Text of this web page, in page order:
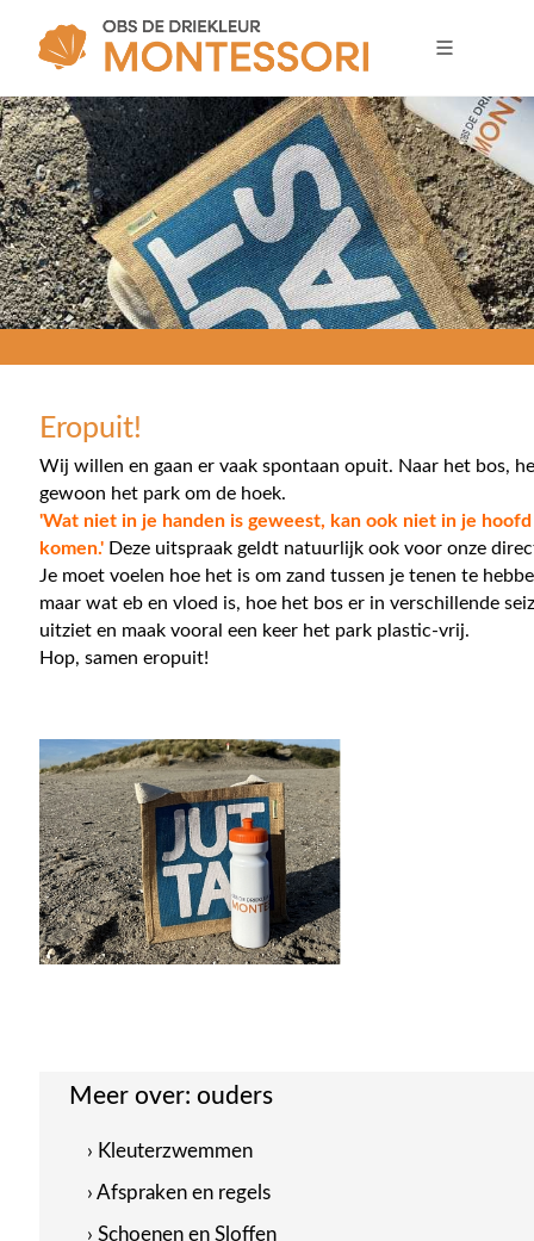
Eropuit!
Wij willen en gaan er vaak spontaan opuit. Naar het bos,
gewoon het park om de hoek.
'Wat niet in je handen is geweest, kan ook niet in je
komen.' Deze uitspraak geldt natuurlijk ook voor onze
Je moet voelen hoe het is om zand tussen je tenen te
maar wat eb en vloed is, hoe het bos er in verschillende
uitziet en maak vooral een keer het park plastic-vrij.
Hop, samen eropuit!
Meer over:ouders
› Kleuterzwemmen
› Afspraken en regels
› Schoenen en Sloffen